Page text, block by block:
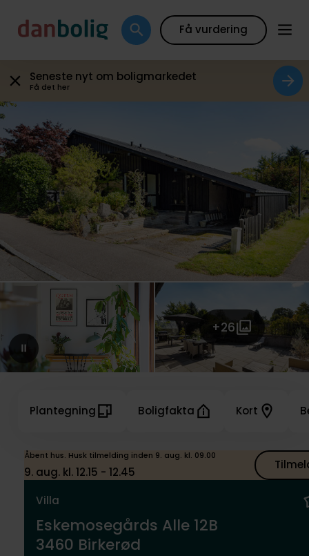
Få vurdering
Seneste nyt om boligmarkedet
Få det her
+26
Åbent hus. Husk tilmelding inden 9. aug. kl. 09.00
9. aug. kl. 12.15 - 12.45
Villa
Eskemosegårds Alle 12B
3460 Birkerød
Plantegning Boligfakta Kort
Galleri Plantegning Boligfakta Kort